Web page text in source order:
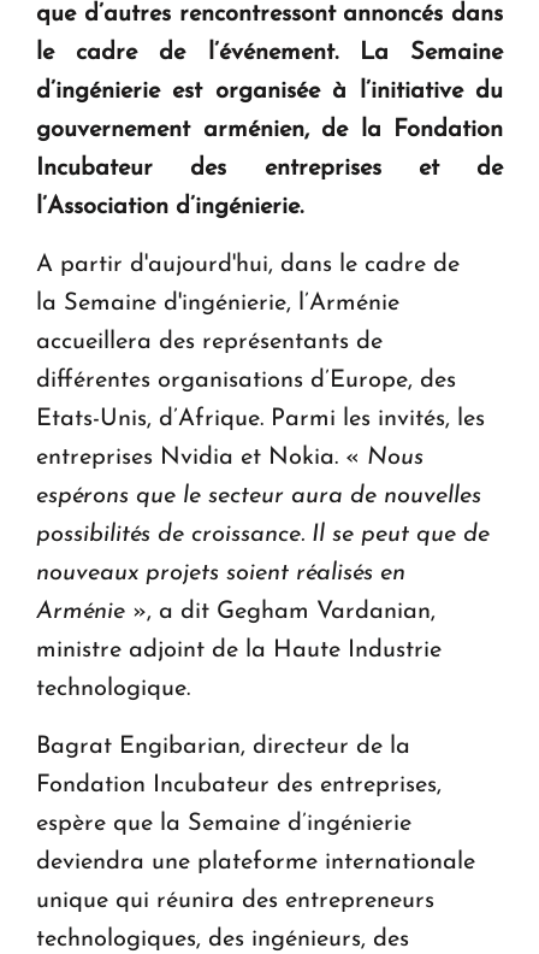
que d’autres rencontressont annoncés dans
le cadre de l’événement. La Semaine
d’ingénierie est organisée à l’initiative du
gouvernement arménien, de la Fondation
Incubateur des entrepriseset de
l’Association d’ingénierie.​
A partir d'aujourd'hui, dans le cadre de
la Semaine d'ingénierie, l’Arménie
accueillera des représentants de
différentes organisations d’Europe, des
Etats-Unis, d’Afrique. Parmi les invités, les
entreprises Nvidia et Nokia. « Nous
espérons que le secteur aura de nouvelles
possibilités de croissance. Il se peut que de
nouveaux projets soient réalisés en
Arménie », a dit Gegham Vardanian,
ministre adjoint de la Haute Industrie
technologique.
Bagrat Engibarian, directeur de la
Fondation Incubateur des entreprises,
espère que la Semaine d’ingénierie
deviendra une plateforme internationale
unique qui réunira des entrepreneurs
technologiques, des ingénieurs, des